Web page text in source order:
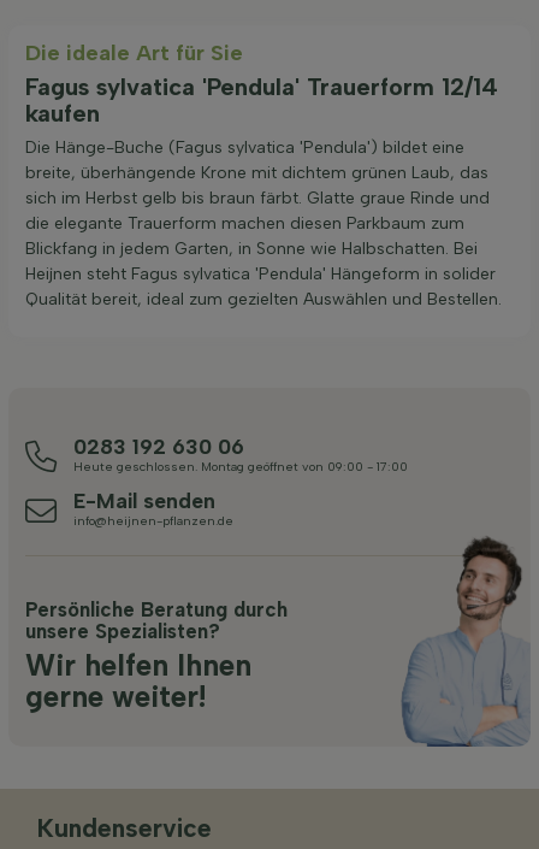
Die ideale Art für Sie
Fagus sylvatica 'Pendula' Trauerform 12/14
kaufen
Die Hänge-Buche (Fagus sylvatica 'Pendula') bildet eine
breite, überhängende Krone mit dichtem grünen Laub, das
sich im Herbst gelb bis braun färbt. Glatte graue Rinde und
die elegante Trauerform machen diesen Parkbaum zum
Blickfang in jedem Garten, in Sonne wie Halbschatten. Bei
Heijnen steht Fagus sylvatica 'Pendula' Hängeform in solider
Qualität bereit, ideal zum gezielten Auswählen und Bestellen.
0283 192 630 06
Heute geschlossen. Montag geöffnet von 09:00 - 17:00
E-Mail senden
info@heijnen-pflanzen.de
Persönliche Beratung durch
unsere Spezialisten?
Wir helfen Ihnen
gerne weiter!
Kundenservice